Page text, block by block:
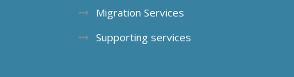
Migration Services
Supporting services